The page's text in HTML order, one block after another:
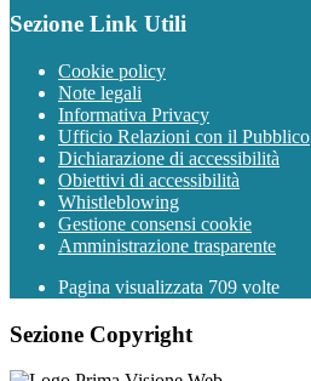
Sezione Link Utili
Cookie policy
Note legali
Informativa Privacy
Ufficio Relazioni con il Pubblico
Dichiarazione di accessibilità
Obiettivi di accessibilità
Whistleblowing
Gestione consensi cookie
Amministrazione trasparente
Pagina visualizzata 709 volte
Sezione Copyright